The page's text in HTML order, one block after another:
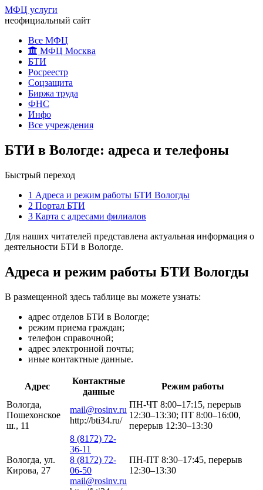
МФЦ услуги
неофициальный сайт
Все МФЦ
МФЦ Москва
БТИ
Росреестр
Соцзащита
Биржа труда
ФНС
Инфо
Все учреждения
БТИ в Вологде: адреса и телефоны
Быстрый переход
1 Адреса и режим работы БТИ Вологды
2 Портал БТИ
3 Карта с адресами филиалов
Для наших читателей представлена актуальная информация о
деятельности БТИ в Вологде.
Адреса и режим работы БТИ Вологды
В размещенной здесь таблице вы можете узнать:
адрес отделов БТИ в Вологде;
режим приема граждан;
телефон справочной;
адрес электронной почты;
иные контактные данные.
Адрес
Контактные
данные
Режим работы
Вологда,
Пошехонское
ш., 11
mail@rosinv.ru
http://bti34.ru/
ПН-ЧТ 8:00–17:15, перерыв
12:30–13:30; ПТ 8:00–16:00,
перерыв 12:30–13:30
Вологда, ул.
Кирова, 27
8 (8172) 72-
36-11
8 (8172) 72-
06-50
mail@rosinv.ru
ПН-ПТ 8:30–17:45, перерыв
12:30–13:30